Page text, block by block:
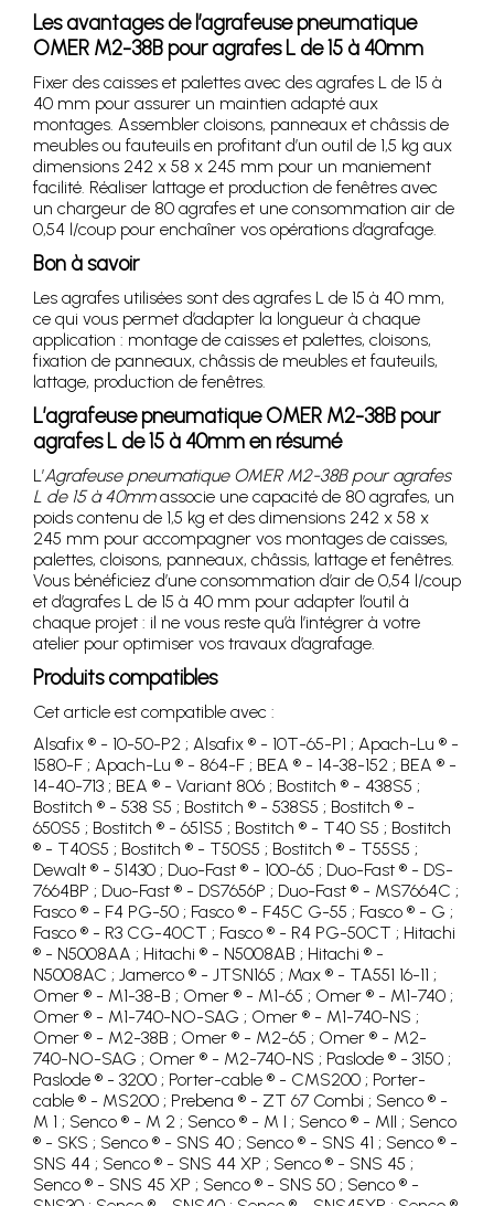
Les avantages de l’agrafeuse pneumatique
OMER M2-38B pour agrafes L de 15 à 40mm
Fixer des caisses et palettes avec des agrafes L de 15 à
40 mm pour assurer un maintien adapté aux
montages. Assembler cloisons, panneaux et châssis de
meubles ou fauteuils en profitant d’un outil de 1,5 kg aux
dimensions 242 x 58 x 245 mm pour un maniement
facilité. Réaliser lattage et production de fenêtres avec
un chargeur de 80 agrafes et une consommation air de
0,54 l/coup pour enchaîner vos opérations d’agrafage.
Bon à savoir
Les agrafes utilisées sont des agrafes L de 15 à 40 mm,
ce qui vous permet d’adapter la longueur à chaque
application : montage de caisses et palettes, cloisons,
fixation de panneaux, châssis de meubles et fauteuils,
lattage, production de fenêtres.
L’agrafeuse pneumatique OMER M2-38B pour
agrafes L de 15 à 40mm en résumé
L’Agrafeuse pneumatique OMER M2-38B pour agrafes
L de 15 à 40mmassocie une capacité de 80 agrafes, un
poids contenu de 1,5 kg et des dimensions 242 x 58 x
245 mm pour accompagner vos montages de caisses,
palettes, cloisons, panneaux, châssis, lattage et fenêtres.
Vous bénéficiez d’une consommation d’air de 0,54 l/coup
et d’agrafes L de 15 à 40 mm pour adapter l’outil à
chaque projet : il ne vous reste qu’à l’intégrer à votre
atelier pour optimiser vos travaux d’agrafage.
Produits compatibles
Cet article est compatible avec :
Alsafix ® - 10-50-P2 ; Alsafix ® - 10T-65-P1 ; Apach-Lu ® -
1580-F ; Apach-Lu ® - 864-F ; BEA ® - 14-38-152 ; BEA ® -
14-40-713 ; BEA ® - Variant 806 ; Bostitch ® - 438S5 ;
Bostitch ® - 538 S5 ; Bostitch ® - 538S5 ; Bostitch ® -
650S5 ; Bostitch ® - 651S5 ; Bostitch ® - T40 S5 ; Bostitch
® - T40S5 ; Bostitch ® - T50S5 ; Bostitch ® - T55S5 ;
Dewalt ® - 51430 ; Duo-Fast ® - 100-65 ; Duo-Fast ® - DS-
7664BP ; Duo-Fast ® - DS7656P ; Duo-Fast ® - MS7664C ;
Fasco ® - F4 PG-50 ; Fasco ® - F45C G-55 ; Fasco ® - G ;
Fasco ® - R3 CG-40CT ; Fasco ® - R4 PG-50CT ; Hitachi
® - N5008AA ; Hitachi ® - N5008AB ; Hitachi ® -
N5008AC ; Jamerco ® - JTSN165 ; Max ® - TA551 16-11 ;
Omer ® - M1-38-B ; Omer ® - M1-65 ; Omer ® - M1-740 ;
Omer ® - M1-740-NO-SAG ; Omer ® - M1-740-NS ;
Omer ® - M2-38B ; Omer ® - M2-65 ; Omer ® - M2-
740-NO-SAG ; Omer ® - M2-740-NS ; Paslode ® - 3150 ;
Paslode ® - 3200 ; Porter-cable ® - CMS200 ; Porter-
cable ® - MS200 ; Prebena ® - ZT 67 Combi ; Senco ® -
M 1 ; Senco ® - M 2 ; Senco ® - M I ; Senco ® - MII ; Senco
® - SKS ; Senco ® - SNS 40 ; Senco ® - SNS 41 ; Senco ® -
SNS 44 ; Senco ® - SNS 44 XP ; Senco ® - SNS 45 ;
Senco ® - SNS 45 XP ; Senco ® - SNS 50 ; Senco ® -